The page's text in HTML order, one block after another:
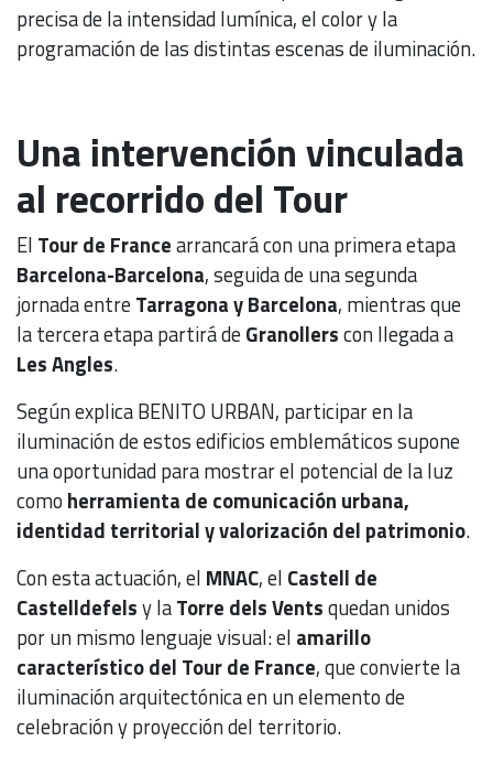
precisa de la intensidad lumínica, el color y la
programación de las distintas escenas de iluminación.
Una intervención vinculada
al recorrido del Tour
El Tour de Francearrancará con una primera etapa
Barcelona-Barcelona, seguida de una segunda
jornada entreTarragona y Barcelona, mientras que
la tercera etapa partirá deGranollerscon llegada a
Les Angles.
Según explica BENITO URBAN, participar en la
iluminación de estos edificios emblemáticos supone
una oportunidad para mostrar el potencial de la luz
como herramienta de comunicación urbana,
identidad territorial y valorización del patrimonio.
Con esta actuación, el MNAC, el Castell de
Castelldefelsy laTorre dels Ventsquedan unidos
por un mismo lenguaje visual: el amarillo
característico del Tour de France, que convierte la
iluminación arquitectónica en un elemento de
celebración y proyección del territorio.